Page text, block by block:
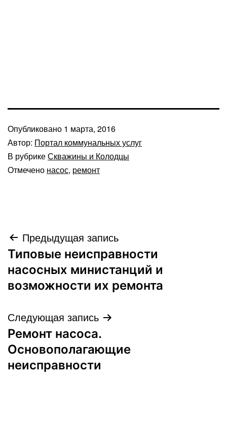
Опубликовано 1 марта, 2016
Автор: Портал коммунальных услуг
В рубрикеСкважины и Колодцы
Отмечено насос, ремонт
Навигация
по
записям
Предыдущая запись
Типовые неисправности
насосных министанций и
возможности их ремонта
Следующая запись
Ремонт насоса.
Основополагающие
неисправности